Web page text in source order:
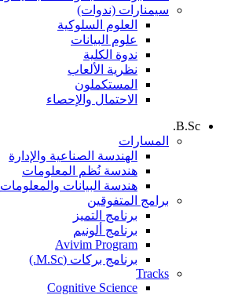
سيمنارات (ندوات)
العلوم السلوكية
علوم البيانات
ندوة الكلية
نظرية الألعاب
المستكملون
الاحتمال والإحصاء
B.Sc.
المسارات
الهندسة الصناعية والإدارة
هندسة نُظم المعلومات
هندسة البيانات والمعلومات
برامج المتفوقين
برنامج التميز
برنامج ألونيم
Avivim Program
برنامج بركات (M.Sc.)
Tracks
Cognitive Science